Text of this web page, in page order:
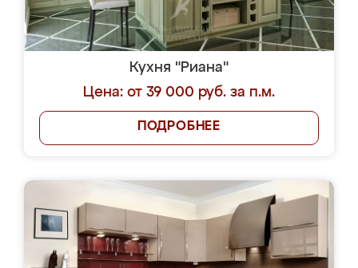
Кухня "Риана"
Цена: от 39 000 руб. за п.м.
ПОДРОБНЕЕ